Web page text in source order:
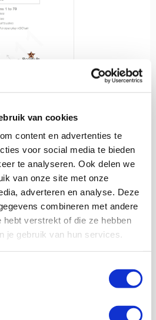
van cookies
content en advertenties te
voor social media te bieden
te analyseren. Ook delen we
van onze site met onze
adverteren en analyse. Deze
combineren met andere
hebt verstrekt of die ze hebben
je gebruik van hun services.
Ajax qua spel niet uit de
ook de beste. Meestal is het
er dingen beter moeten of
eens de eerste wedstrijd van Ten